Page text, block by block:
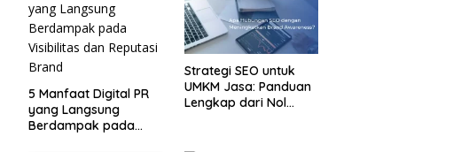
5 Manfaat Digital PR
yang Langsung
Berdampak pada
Strategi SEO untuk
UMKM Jasa: Panduan
Lengkap dari Nol